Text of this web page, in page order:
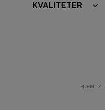
KVALITETER
HJEM /